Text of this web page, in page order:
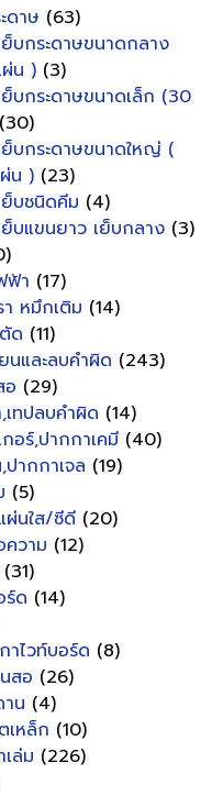
ดาษ (63)
ย็บกระดาษขนาดกลาง
น ) (3)
ย็บกระดาษขนาดเล็ก (30
(30)
ย็บกระดาษขนาดใหญ่ (
น ) (23)
ย็บชนิดคีม (4)
ย็บแขนยาว เย็บกลาง (3)
ฟ้า (17)
หมึกเติม (14)
ด (11)
นและลบคำผิด (243)
อ (29)
เทปลบคำผิด (14)
อร์,ปากกาเคมี (40)
ากกาเจล (19)
(5)
ผ่นใส/ซีดี (20)
ความ (12)
(31)
ร์ด (14)
าไวท์บอร์ด (8)
สอ (26)
น (4)
เหล็ก (10)
ล่ม (226)